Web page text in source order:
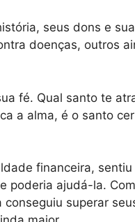
seus dons e
doenças, outros
fé. Qual santo te
a alma, é o santo
financeira,
poderia ajudá-la.
superar